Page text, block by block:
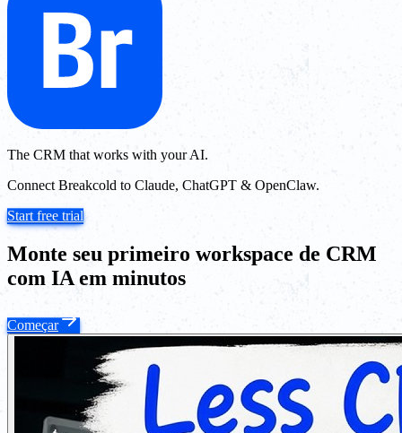
The CRM that works with your AI.
Connect Breakcold to Claude, ChatGPT & OpenClaw.
Start free trial
Monte seu primeiro workspace de CRM
com IA em minutos
Começar